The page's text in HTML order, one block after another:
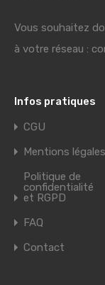
Vous souhaitez
à votre réseau :
Infos pratiques
CGU
Mentions légales
Politique de
confidentialité
et RGPD
FAQ
Contact